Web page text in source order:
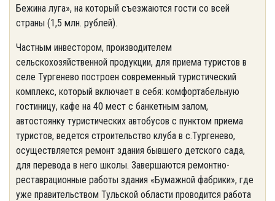
Бежина луга», на который съезжаются гости со всей
страны (1,5 млн. рублей).
Частным инвестором, производителем
сельскохозяйственной продукции, для приема туристов в
селе Тургенево построен современный туристический
комплекс, который включает в себя: комфортабельную
гостиницу, кафе на 40 мест с банкетным залом,
автостоянку туристических автобусов с пунктом приема
туристов, ведется строительство клуба в с.Тургенево,
осуществляется ремонт здания бывшего детского сада,
для перевода в него школы. Завершаются ремонтно-
реставрационные работы здания «Бумажной фабрики», где
уже правительством Тульской области проводится работа